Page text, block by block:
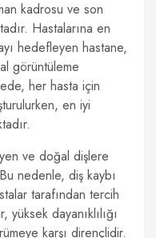
kadrosu ve son
Hastalarına en
hedefleyen hastane,
görüntüleme
her hasta için
en iyi
ve doğal dişlere
nedenle, diş kaybı
tarafından tercih
dayanıklılığı
karşı dirençlidir.